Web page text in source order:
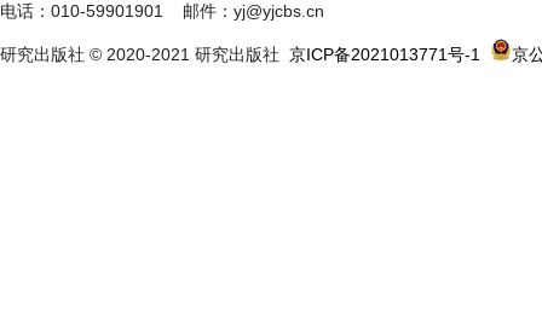
电话： 010-59901901 邮件： yj@yjcbs.cn
研究出版社 © 2020-2021 研究出版社 京ICP备2021013771号-1 京